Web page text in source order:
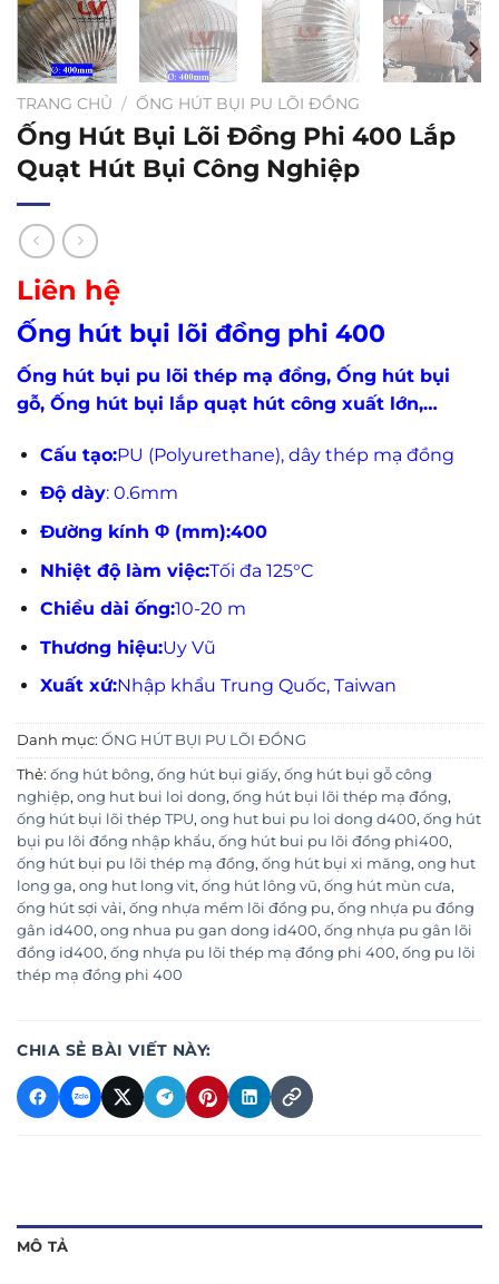
TRANG CHỦ / ỐNG HÚT BỤI PU LÕI ĐỒNG
Ống Hút Bụi Lõi Đồng Phi 400 Lắp
Quạt Hút Bụi Công Nghiệp
Liên hệ
Ống hút bụi lõi đồng phi 400
Ống hút bụi pu lõi thép mạ đồng, Ống hút bụi
gỗ, Ống hút bụi lắp quạt hút công xuất lớn,…
Cấu tạo:PU (Polyurethane), dây thép mạ đồng
Độ dày: 0.6mm
Đường kính Φ (mm):400
Nhiệt độ làm việc:Tối đa 125°C
Chiều dài ống:10-20 m
Thương hiệu:Uy Vũ
Xuất xứ:Nhập khẩu Trung Quốc, Taiwan
Danh mục: ỐNG HÚT BỤI PU LÕI ĐỒNG
Thẻ: ống hút bông, ống hút bụi giấy, ống hút bụi gỗ công
nghiệp, ong hut bui loi dong, ống hút bụi lõi thép mạ đồng,
ống hút bụi lõi thép TPU, ong hut bui pu loi dong d400, ống hút
bụi pu lõi đồng nhập khẩu, ống hút bui pu lõi đồng phi400,
ống hút bụi pu lõi thép mạ đồng, ống hút bụi xi măng, ong hut
long ga, ong hut long vit, ống hút lông vũ, ống hút mùn cưa,
ống hút sợi vải, ống nhựa mềm lõi đồng pu, ống nhựa pu đồng
gân id400, ong nhua pu gan dong id400, ống nhựa pu gân lõi
đồng id400, ống nhựa pu lõi thép mạ đồng phi 400, ống pu lõi
thép mạ đồng phi 400
CHIA SẺ BÀI VIẾT NÀY:
MÔ TẢ